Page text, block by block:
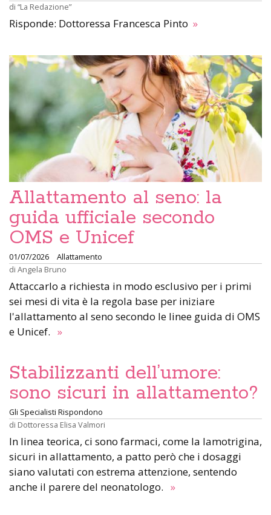
di “La Redazione”
Risponde: Dottoressa Francesca Pinto »
Allattamento al seno: la
guida ufficiale secondo
OMS e Unicef
01/07/2026
Allattamento
di Angela Bruno
Attaccarlo a richiesta in modo esclusivo per i primi
sei mesi di vita è la regola base per iniziare
l'allattamento al seno secondo le linee guida di OMS
e Unicef. »
Stabilizzanti dell’umore:
sono sicuri in allattamento?
Gli Specialisti Rispondono
di Dottoressa Elisa Valmori
In linea teorica, ci sono farmaci, come la lamotrigina,
sicuri in allattamento, a patto però che i dosaggi
siano valutati con estrema attenzione, sentendo
anche il parere del neonatologo. »